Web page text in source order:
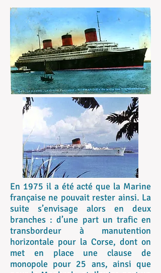
En 1975 il a été acté que la Marine
française ne pouvait rester ainsi. La
suite s’envisage alors en deux
branches : d’une part un trafic en
transbordeur à manutention
horizontale pour la Corse, dont on
met en place une clause de
monopole pour 25 ans, ainsi que